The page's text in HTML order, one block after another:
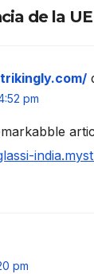
de la
pm
pm